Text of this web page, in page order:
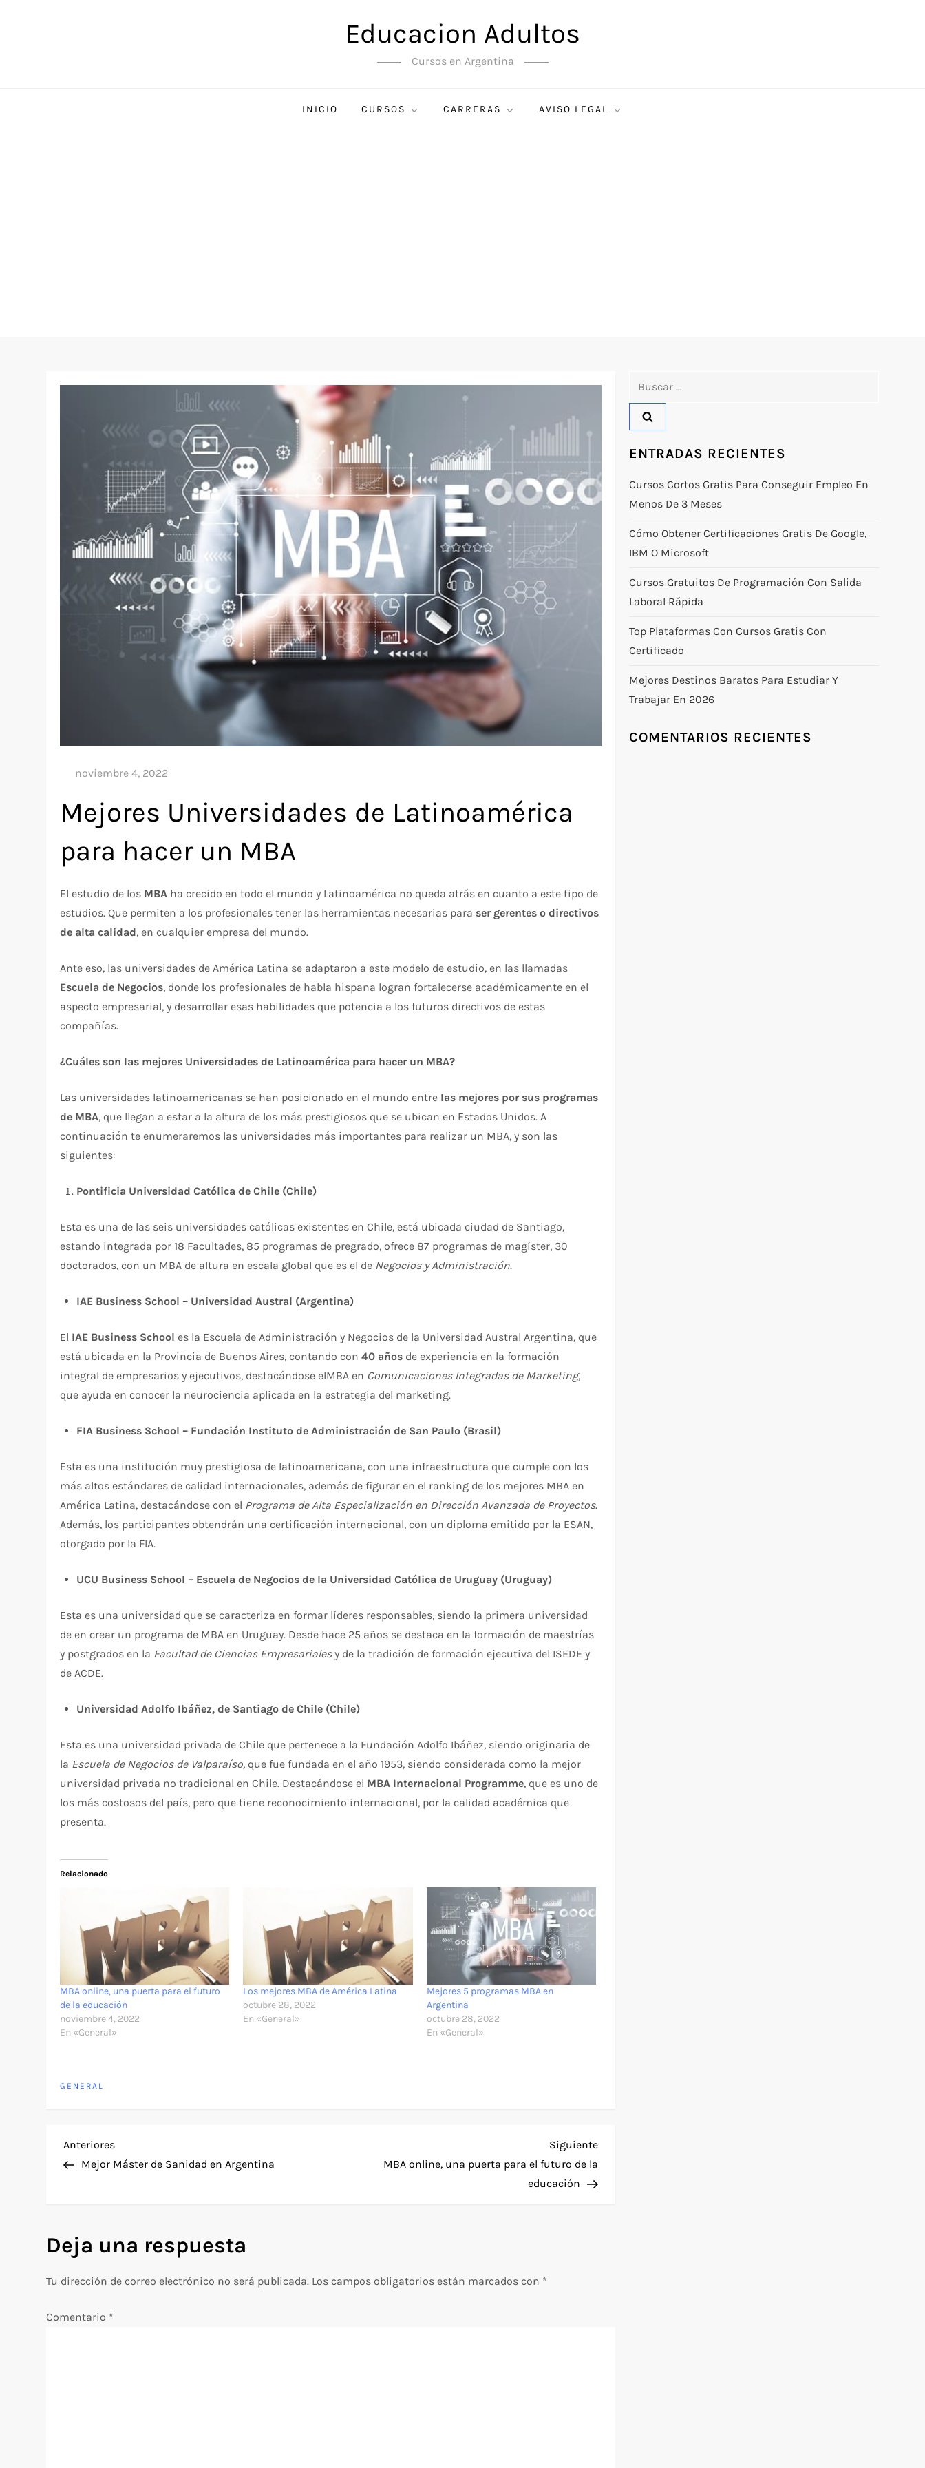
Educacion Adultos
Cursos en Argentina
INICIO CURSOS CARRERAS AVISO LEGAL
Mejores Universidades de Latinoamérica
para hacer un MBA
El estudio de los MBA ha crecido en todo el mundo y Latinoamérica no queda atrás en cuanto a este tipo de
estudios. Que permiten a los profesionales tener las herramientas necesarias para ser gerentes o directivos
de alta calidad, en cualquier empresa del mundo.
Ante eso, las universidades de América Latina se adaptaron a este modelo de estudio, en las llamadas
Escuela de Negocios, donde los profesionales de habla hispana logran fortalecerse académicamente en el
aspecto empresarial, y desarrollar esas habilidades que potencia a los futuros directivos de estas
compañías.
¿Cuáles son las mejores Universidades de Latinoamérica para hacer un MBA?
Las universidades latinoamericanas se han posicionado en el mundo entre las mejores por sus programas
de MBA, que llegan a estar a la altura de los más prestigiosos que se ubican en Estados Unidos. A
continuación te enumeraremos las universidades más importantes para realizar un MBA, y son las
siguientes:
Pontificia Universidad Católica de Chile (Chile)
Esta es una de las seis universidades católicas existentes en Chile, está ubicada ciudad de Santiago,
estando integrada por 18 Facultades, 85 programas de pregrado, ofrece 87 programas de magíster, 30
doctorados, con un MBA de altura en escala global que es el de Negocios y Administración.
IAE Business School – Universidad Austral (Argentina)
El IAE Business Schooles la Escuela de Administración y Negocios de la Universidad Austral Argentina, que
está ubicada en la Provincia de Buenos Aires, contando con40 años de experiencia en la formación
integral de empresarios y ejecutivos, destacándose elMBA en Comunicaciones Integradas de Marketing,
que ayuda en conocer la neurociencia aplicada en la estrategia del marketing.
FIA Business School – Fundación Instituto de Administración de San Paulo (Brasil)
Esta es una institución muy prestigiosa de latinoamericana, con una infraestructura que cumple con los
más altos estándares de calidad internacionales, además de figurar en el ranking de los mejores MBA en
América Latina, destacándose con el Programa de Alta Especialización en Dirección Avanzada de Proyectos.
Además, los participantes obtendrán una certificación internacional, con un diploma emitido por la ESAN,
otorgado por la FIA.
UCU Business School – Escuela de Negocios de la Universidad Católica de Uruguay (Uruguay)
Esta es una universidad que se caracteriza en formar líderes responsables, siendo la primera universidad
de en crear un programa de MBA en Uruguay. Desde hace 25 años se destaca en la formación de maestrías
y postgrados en la Facultad de Ciencias Empresarialesy de la tradición de formación ejecutiva del ISEDE y
de ACDE.
Universidad Adolfo Ibáñez, de Santiago de Chile (Chile)
Esta es una universidad privada de Chile que pertenece a la Fundación Adolfo Ibáñez, siendo originaria de
la Escuela de Negocios de Valparaíso, que fue fundada en el año 1953, siendo considerada como la mejor
universidad privada no tradicional en Chile. Destacándose el MBA Internacional Programme, que es uno de
los más costosos del país, pero que tiene reconocimiento internacional, por la calidad académica que
presenta.
Relacionado
MBA online, una puerta para el futuro
de la educación
noviembre 4, 2022
En «General»
Los mejores MBA de América Latina
octubre 28, 2022
En «General»
Mejores 5 programas MBA en
Argentina
octubre 28, 2022
En «General»
GENERAL
N
e
g
a
Entrada
anterior
Anteriores
Mejor Máster de Sanidad en Argentina
Siguiente
entrada
Siguiente
MBA online, una puerta para el futuro de la
educación
Deja una respuesta
Tu dirección de correo electrónico no será publicada. Los campos obligatorios están marcados con *
Comentario *
ENTRADAS RECIENTES
Cursos Cortos Gratis Para Conseguir Empleo En
Menos De 3 Meses
Cómo Obtener Certificaciones Gratis De Google,
IBM O Microsoft
Cursos Gratuitos De Programación Con Salida
Laboral Rápida
Top Plataformas Con Cursos Gratis Con
Certificado
Mejores Destinos Baratos Para Estudiar Y
Trabajar En 2026
COMENTARIOS RECIENTES